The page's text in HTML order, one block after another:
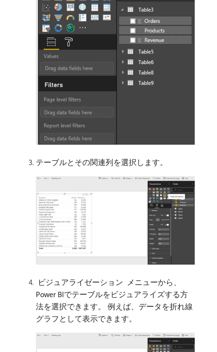
テーブルとその関連列を選択します。
​ ビジュアライゼーション ​ メニューから、
Power BIでテーブルをビジュアライズする方
法を選択できます。 例えば、データを折れ線
グラフとして表示できます。